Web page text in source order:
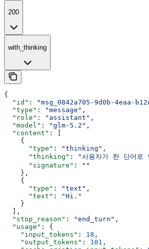
200
with_thinking
{
  "id"
: "msg_0842a705-9d0b-4eaa-
  "type"
: "message" ,
  "role"
: "assistant" ,
  "model"
: "glm-5.2" ,
  "content"
: [
    {
      "type"
: "thinking" ,
      "thinking"
:
"사용자가 한 단어로
      "signature"
:
""
    },
    {
      "type"
: "text" ,
      "text"
:
"Hi."
    }
  ],
  "stop_reason"
: "end_turn" ,
  "usage"
: {
    "input_tokens"
: 18 ,
    "output_tokens"
: 101 ,